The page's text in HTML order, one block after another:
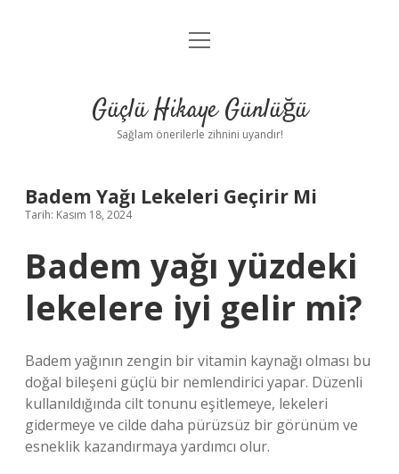
Anasayfa
Yasal Uyarı
menüyü
Güçlü Hikaye Günlüğü
Sağlam önerilerle zihnini uyandır!
Badem Yağı Lekeleri Geçirir Mi
Tarih: Kasım 18, 2024
Badem yağı yüzdeki
lekelere iyi gelir mi?
Badem yağının zengin bir vitamin kaynağı olması bu
doğal bileşeni güçlü bir nemlendirici yapar. Düzenli
kullanıldığında cilt tonunu eşitlemeye, lekeleri
gidermeye ve cilde daha pürüzsüz bir görünüm ve
esneklik kazandırmaya yardımcı olur.